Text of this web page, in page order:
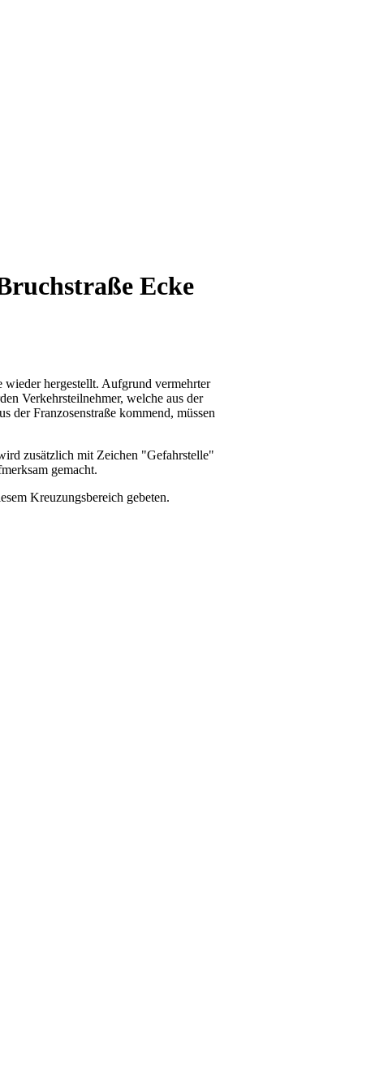
Ecke
hergestellt. Aufgrund vermehrter
Verkehrsteilnehmer, welche aus der
der Franzosenstraße kommend, müssen
zusätzlich mit Zeichen "Gefahrstelle"
gemacht.
Kreuzungsbereich gebeten.